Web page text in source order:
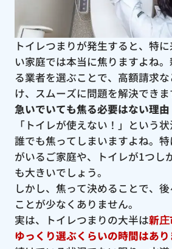
トイレつまりが発生すると、特
い家庭では本当に焦りますよね
る業者を選ぶことで、高額請求
け、スムーズに問題を解決できま
急いでいても焦る必要はない理由
「トイレが使えない！」という状
誰でも焦ってしまいますよね。
がいるご家庭や、トイレが1つし
も大きいでしょう。
しかし、焦って決めることで、
ことが少なくありません。
実は、トイレつまりの大半は新
ゆっくり選ぶくらいの時間はあり